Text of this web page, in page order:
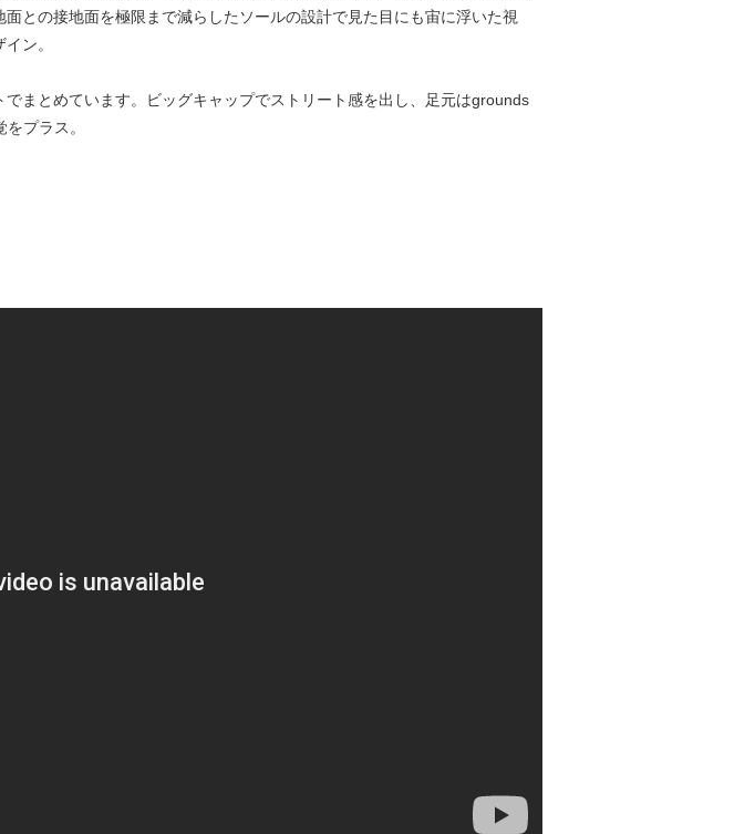
との接地面を極限まで減らしたソールの設計で見た目にも宙に浮いた視
ン。
まとめています。ビッグキャップでストリート感を出し、足元はgrounds
プラス。